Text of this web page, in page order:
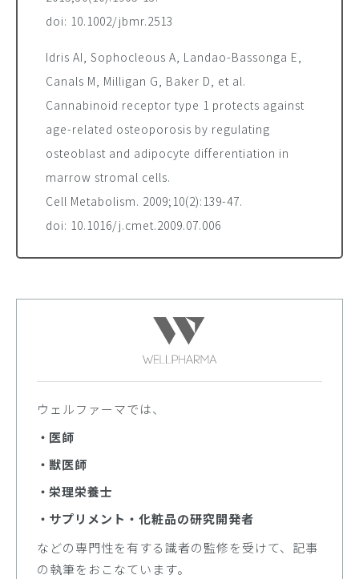
doi: 10.1002/jbmr.2513
Idris AI, Sophocleous A, Landao-Bassonga E,
Canals M, Milligan G, Baker D, et al.
Cannabinoid receptor type 1 protects against
age-related osteoporosis by regulating
osteoblast and adipocyte differentiation in
marrow stromal cells.
Cell Metabolism. 2009;10(2):139-47.
doi: 10.1016/j.cmet.2009.07.006
ウェルファーマでは、
医師
獣医師
栄理栄養士
サプリメント・化粧品の研究開発者
などの専門性を有する識者の監修を受けて、記事
の執筆をおこなています。